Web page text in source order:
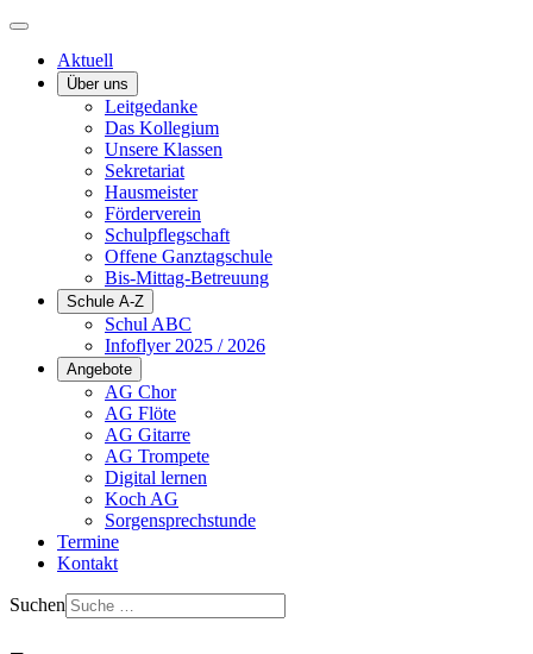
Aktuell
Über uns
Leitgedanke
Das Kollegium
Unsere Klassen
Sekretariat
Hausmeister
Förderverein
Schulpflegschaft
Offene Ganztagschule
Bis-Mittag-Betreuung
Schule A-Z
Schul ABC
Infoflyer 2025 / 2026
Angebote
AG Chor
AG Flöte
AG Gitarre
AG Trompete
Digital lernen
Koch AG
Sorgensprechstunde
Termine
Kontakt
Suchen